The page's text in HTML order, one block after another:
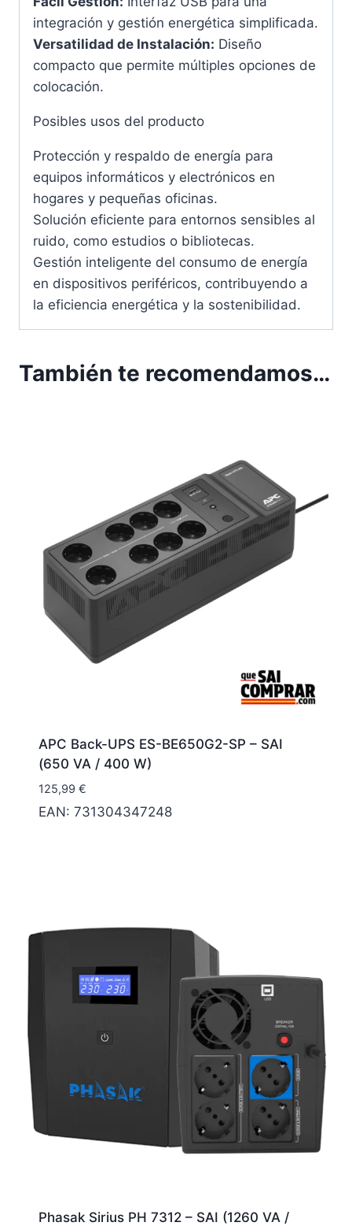
integración y gestión energética simplificada.
Versatilidad de Instalación: Diseño
compacto que permite múltiples opciones de
colocación.
Posibles usos del producto
Protección y respaldo de energía para
equipos informáticos y electrónicos en
hogares y pequeñas oficinas.
Solución eficiente para entornos sensibles al
ruido, como estudios o bibliotecas.
Gestión inteligente del consumo de energía
en dispositivos periféricos, contribuyendo a
la eficiencia energética y la sostenibilidad.
También te recomendamos…
APC Back-UPS ES-BE650G2-SP – SAI
(650 VA / 400 W)
125,99 €
EAN: 731304347248
Phasak Sirius PH 7312 – SAI (1260 VA /